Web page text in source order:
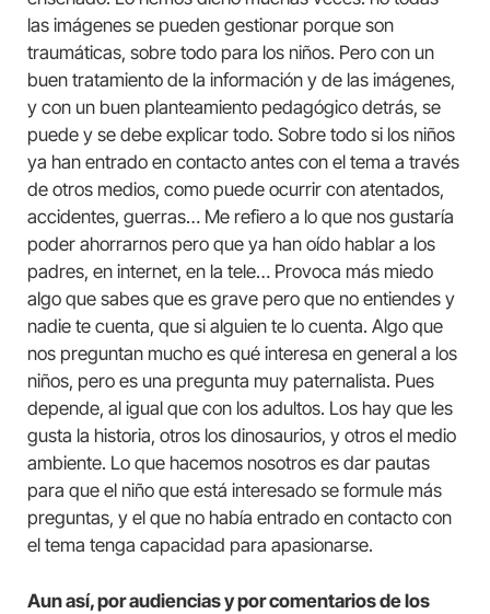
las imágenes se pueden gestionar porque son
traumáticas, sobre todo para los niños. Pero con un
buen tratamiento de la información y de las imágenes,
y con un buen planteamiento pedagógico detrás, se
puede y se debe explicar todo. Sobre todo si los niños
ya han entrado en contacto antes con el tema a través
de otros medios, como puede ocurrir con atentados,
accidentes, guerras… Me refiero a lo que nos gustaría
poder ahorrarnos pero que ya han oído hablar a los
padres, en internet, en la tele… Provoca más miedo
algo que sabes que es grave pero que no entiendes y
nadie te cuenta, que si alguien te lo cuenta. Algo que
nos preguntan mucho es qué interesa en general a los
niños, pero es una pregunta muy paternalista. Pues
depende, al igual que con los adultos. Los hay que les
gusta la historia, otros los dinosaurios, y otros el medio
ambiente. Lo que hacemos nosotros es dar pautas
para que el niño que está interesado se formule más
preguntas, y el que no había entrado en contacto con
el tema tenga capacidad para apasionarse.
Aun así, por audiencias y por comentarios de los